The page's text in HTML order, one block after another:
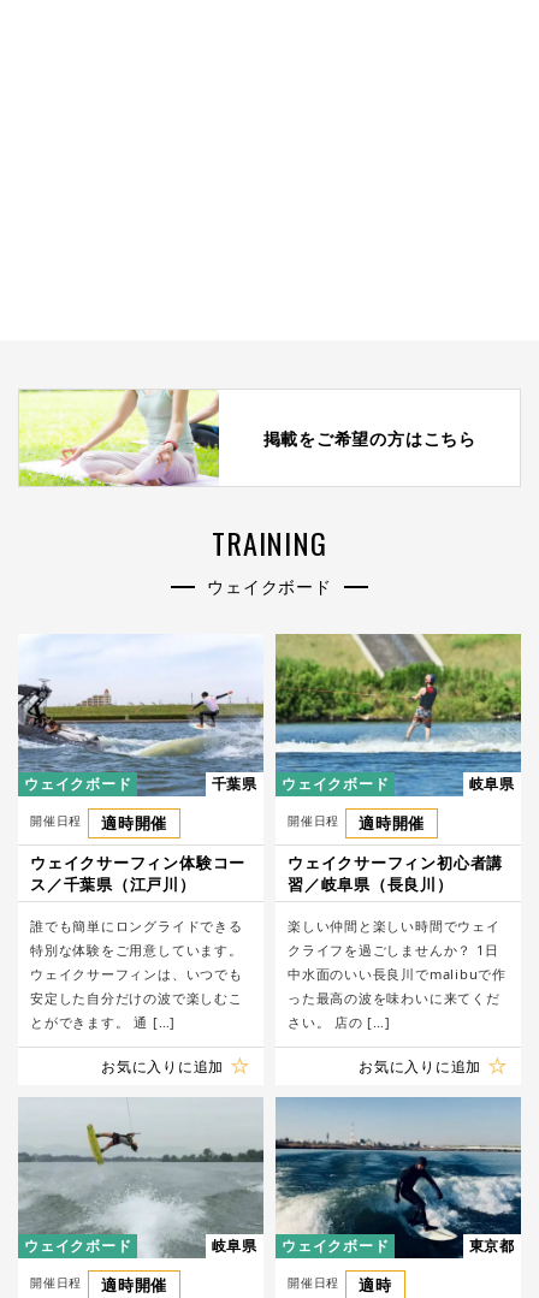
掲載をご希望の方はこちら
TRAINING
ウェイクボード
ウェイクボード 千葉県
開催日程
適時開催
ウェイクサーフィン体験コー
ス／千葉県（江戸川）
誰でも簡単にロングライドできる
特別な体験をご用意しています。
ウェイクサーフィンは、いつでも
安定した自分だけの波で楽しむこ
とができます。 通 […]
お気に入りに追加
ウェイクボード 岐阜県
開催日程
適時開催
ウェイクサーフィン初心者講
習／岐阜県（長良川）
楽しい仲間と楽しい時間でウェイ
クライフを過ごしませんか？ 1日
中水面のいい長良川でmalibuで作
った最高の波を味わいに来てくだ
さい。 店の […]
お気に入りに追加
ウェイクボード 岐阜県
開催日程
適時開催
ウェイクボード 東京都
開催日程
適時